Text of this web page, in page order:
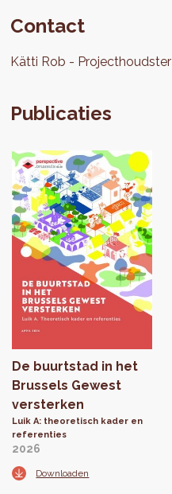
Contact
Kätti Rob Projecthoudster
Publicaties
De buurtstad in het
Brussels Gewest
versterken
Luik A: theoretisch kader en
referenties
2026
Downloaden